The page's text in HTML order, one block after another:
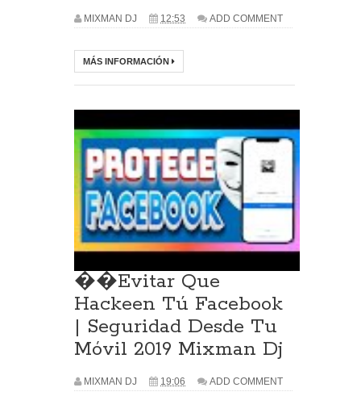
MIXMAN DJ 12:53 ADD COMMENT
MÁS INFORMACIÓN
��Evitar Que
Hackeen Tú Facebook
| Seguridad Desde Tu
Móvil 2019 Mixman Dj
MIXMAN DJ 19:06 ADD COMMENT